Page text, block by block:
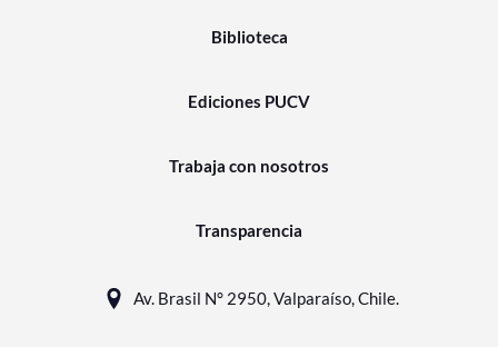
Biblioteca
Ediciones PUCV
Trabaja con nosotros
Transparencia
Av. Brasil N° 2950, Valparaíso, Chile.